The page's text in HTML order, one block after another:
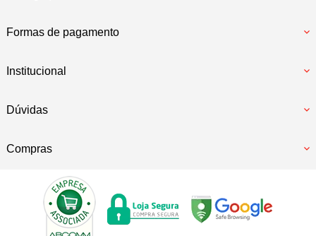
Formas de pagamento
Institucional
Dúvidas
Compras